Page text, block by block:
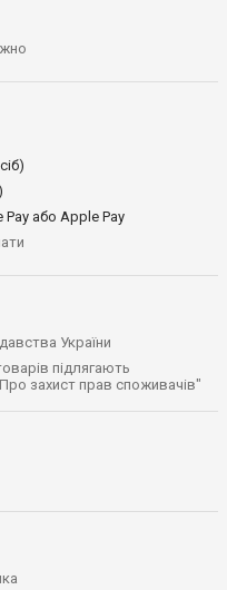
або Apple Pay
України
підлягають
захист прав споживачів"